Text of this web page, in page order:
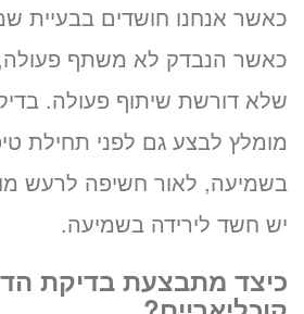
כאשר אנחנו חושדים בבעיית
כאשר הנבדק לא משתף
שלא דורשת שיתוף פעולה.
מומלץ לבצע גם לפני תחילת
בשמיעה, לאור חשיפה לרעש
יש חשד לירידה בשמיעה.
כיצד מתבצעת בדיקת